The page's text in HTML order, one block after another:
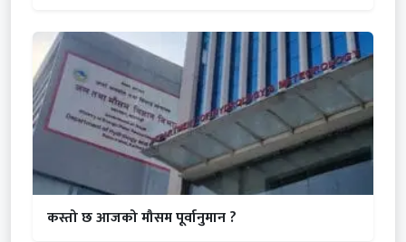
कस्तो छ आजको मौसम पूर्वानुमान ?